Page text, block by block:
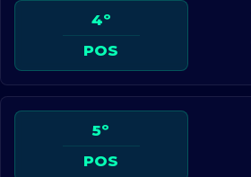
4º
POS
5º
POS